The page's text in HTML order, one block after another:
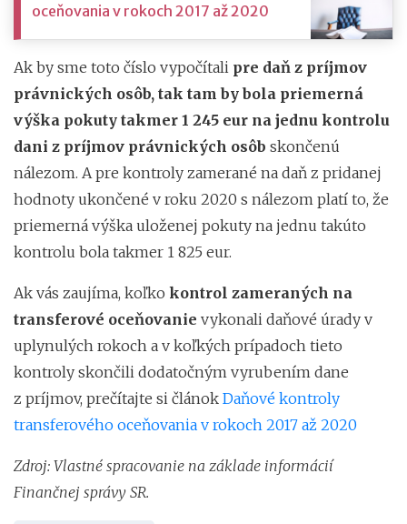
oceňovania v rokoch 2017 až 2020
Ak by sme toto číslo vypočítali pre daň z príjmov
právnických osôb, tak tam by bola priemerná
výška pokuty takmer 1 245 eur na jednu kontrolu
dani z príjmov právnických osôb skončenú
nálezom. A pre kontroly zamerané na daň z pridanej
hodnoty ukončené v roku 2020 s nálezom platí to, že
priemerná výška uloženej pokuty na jednu takúto
kontrolu bola takmer 1 825 eur.
Ak vás zaujíma, koľko kontrol zameraných na
transferové oceňovanie vykonali daňové úrady v
uplynulých rokoch a v koľkých prípadoch tieto
kontroly skončili dodatočným vyrubením dane
z príjmov, prečítajte si článok Daňové kontroly
transferového oceňovania v rokoch 2017 až 2020
Zdroj: Vlastné spracovanie na základe informácií
Finančnej správy SR.